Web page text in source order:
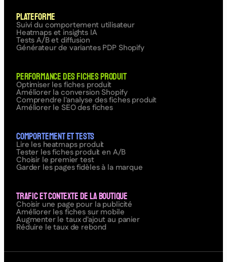
Plateforme
Suivi du comportement utilisateur
Heatmaps et insights IA
Tests A/B et diffusion
Générateur de variantes PDP Shopify
Performance des fiches produit
Optimiser les fiches produit
Améliorer la conversion Shopify
Comprendre l'analyse des fiches produit
Améliorer le SEO des fiches
Comportement et tests
Lire les heatmaps produit
Tester les fiches produit en A/B
Choisir le premier test
Garder les pages fidèles à la marque
Trafic et contexte de la boutique
Choisir une page pour la publicité
Améliorer les fiches sur mobile
Augmenter le taux d'ajout au panier
Réduire le taux de rebond